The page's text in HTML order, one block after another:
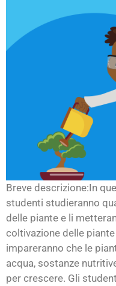
Breve descrizione:In
studenti studieranno
delle piante e li
coltivazione delle
impareranno che le
acqua, sostanze
per crescere. Gli